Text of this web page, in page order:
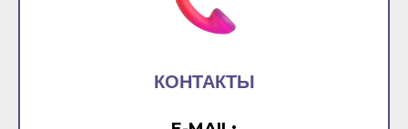
КОНТАКТЫ